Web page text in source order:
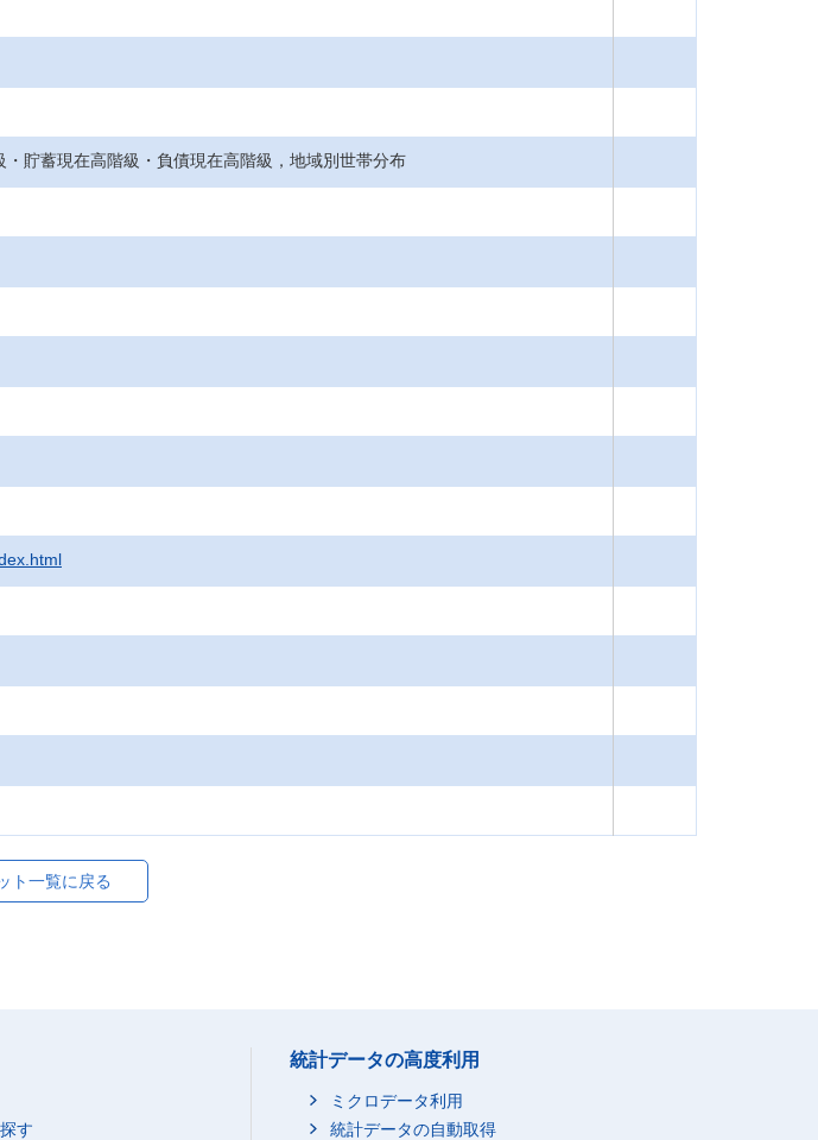
貯蓄現在高階級・負債現在高階級，地域別世帯分布
ト一覧に戻る
す
統計データの高度利用
ミクロデータ利用
統計データの自動取得